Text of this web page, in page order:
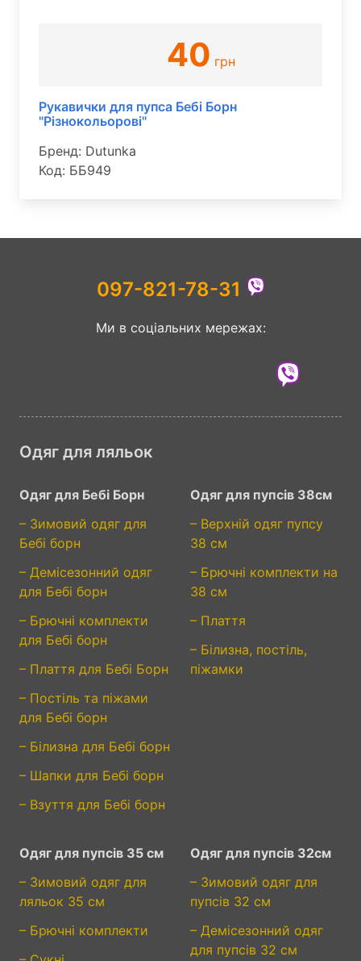
40 грн
Рукавички для пупса Бебі Борн
"Різнокольорові"
Бренд: Dutunka
Код: ББ949
097-821-78-31
Ми в соціальних мережах:
Одяг для ляльок
Одяг для Бебі Борн
– Зимовий одяг для
Бебі борн
– Демісезонний одяг
для Бебі борн
– Брючні комплекти
для Бебі борн
– Плаття для Бебі Борн
– Постіль та піжами
для Бебі борн
– Білизна для Бебі борн
– Шапки для Бебі борн
– Взуття для Бебі борн
Одяг для пупсів 38см
– Верхній одяг пупсу
38 см
– Брючні комплекти на
38 см
– Плаття
– Білизна, постіль,
піжамки
Одяг для пупсів 35 см
– Зимовий одяг для
ляльок 35 см
– Брючні комплекти
Одяг для пупсів 32см
– Зимовий одяг для
пупсів 32 см
– Демісезонний одяг
для пупсів 32 см